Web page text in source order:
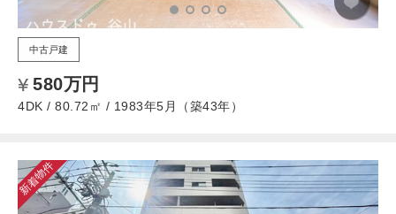
中古戸建
580万円
4DK / 80.72㎡ / 1983年5月（築43年）
新着物件